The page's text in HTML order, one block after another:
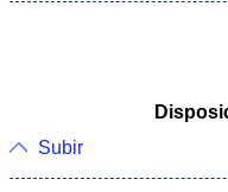
Subir